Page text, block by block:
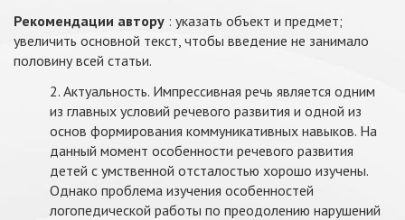
Рекомендации автору : указать объект и предмет;
увеличить основной текст, чтобы введение не занимало
половину всей статьи.
2. Актуальность. Импрессивная речь является одним
из главных условий речевого развития и одной из
основ формирования коммуникативных навыков. На
данный момент особенности речевого развития
детей с умственной отсталостью хорошо изучены.
Однако проблема изучения особенностей
логопедической работы по преодолению нарушений